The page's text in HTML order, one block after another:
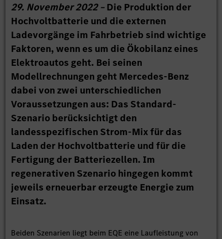
29. November 2022 –Die Produktion der
Hochvoltbatterie und die externen
Ladevorgänge im Fahrbetrieb sind wichtige
Faktoren, wenn es um die Ökobilanz eines
Elektroautos geht. Bei seinen
Modellrechnungen geht Mercedes-Benz
dabei von zwei unterschiedlichen
Voraussetzungen aus: Das Standard-
Szenario berücksichtigt den
landesspezifischen Strom-Mix für das
Laden der Hochvoltbatterie und für die
Fertigung der Batteriezellen. Im
regenerativen Szenario hingegen kommt
jeweils erneuerbar erzeugte Energie zum
Einsatz.
Beiden Szenarien liegt beim EQE eine Laufleistung von